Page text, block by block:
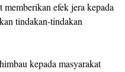
efek jera kepada
tindakan-tindakan
kepada masyarakat